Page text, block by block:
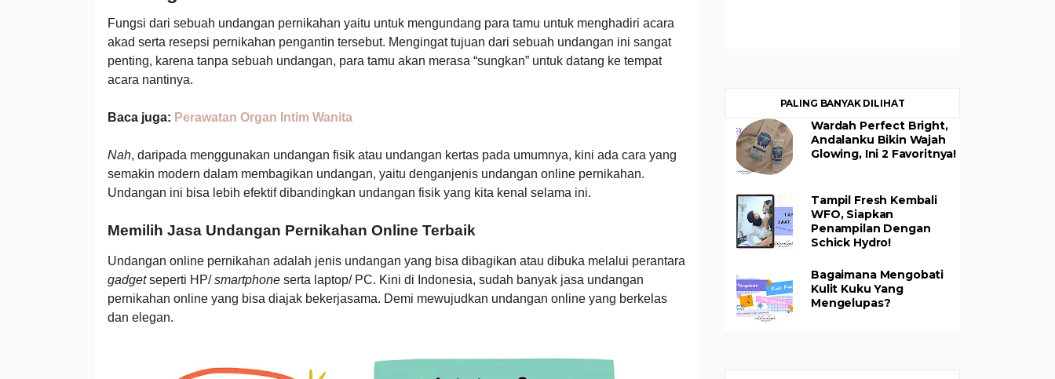
Fungsi dari sebuah undangan pernikahan yaitu untuk mengundang para tamu untuk menghadiri acara
akad serta resepsi pernikahan pengantin tersebut. Mengingat tujuan dari sebuah undangan ini sangat
penting, karena tanpa sebuah undangan, para tamu akan merasa “sungkan” untuk datang ke tempat
acara nantinya.
Baca juga: Perawatan Organ Intim Wanita
Nah, daripada menggunakan undangan fisik atau undangan kertas pada umumnya, kini ada cara yang
semakin modern dalam membagikan undangan, yaitu denganjenis undangan online pernikahan.
Undangan ini bisa lebih efektif dibandingkan undangan fisik yang kita kenal selama ini.
Memilih Jasa Undangan Pernikahan Online Terbaik
Undangan online pernikahan adalah jenis undangan yang bisa dibagikan atau dibuka melalui perantara
gadgetseperti HP/smartphoneserta laptop/ PC. Kini di Indonesia, sudah banyak jasa undangan
pernikahan online yang bisa diajak bekerjasama. Demi mewujudkan undangan online yang berkelas
dan elegan.
PALING BANYAK DILIHAT
Wardah Perfect Bright,
Andalanku Bikin Wajah
Glowing, Ini 2 Favoritnya!
Tampil Fresh Kembali
WFO, Siapkan
Penampilan Dengan
Schick Hydro!
Bagaimana Mengobati
Kulit Kuku Yang
Mengelupas?